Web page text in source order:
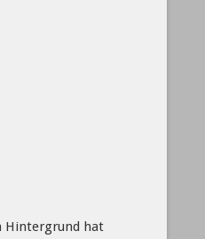
Hintergrund hat